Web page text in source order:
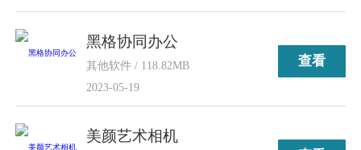
黑格协同办公
其他软件 / 118.82MB
2023-05-19
查看
美颜艺术相机